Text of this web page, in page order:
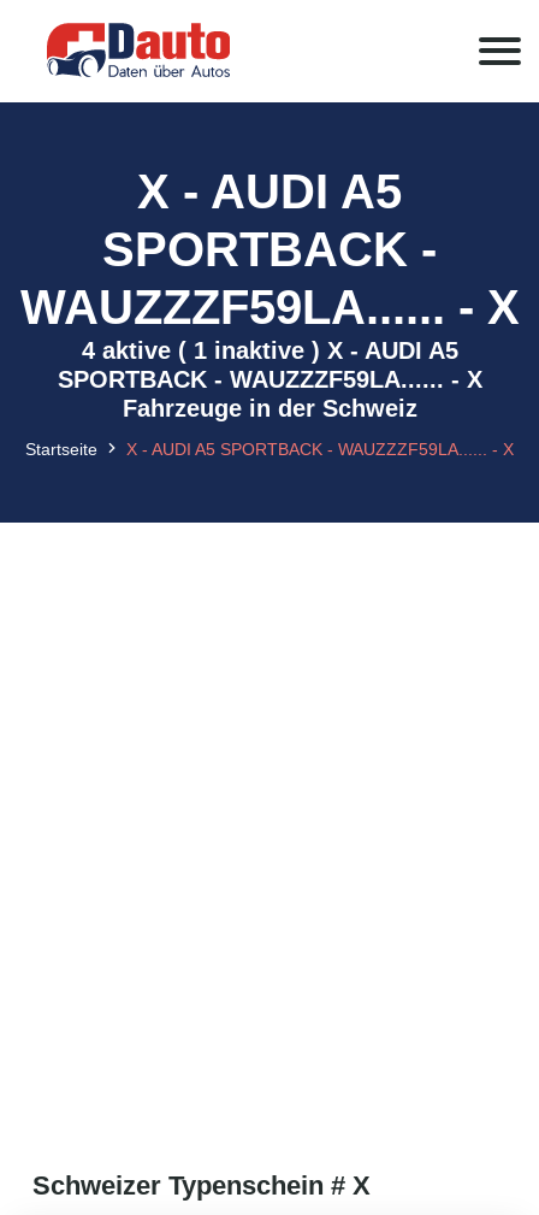
X - AUDI A5
SPORTBACK -
WAUZZZF59LA...... - X
4 aktive ( 1 inaktive ) X - AUDI A5
SPORTBACK - WAUZZZF59LA...... - X
Fahrzeuge in der Schweiz
Startseite X - AUDI A5 SPORTBACK - WAUZZZF59LA...... - X
Schweizer Typenschein # X